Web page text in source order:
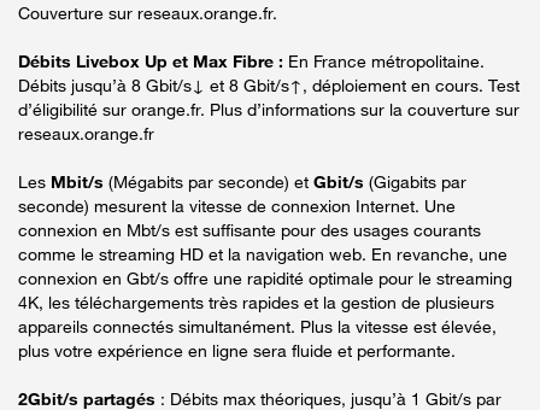
Couverture sur reseaux.orange.fr.
Débits Livebox Up et Max Fibre : En France métropolitaine.
Débits jusqu’à 8 Gbit/s↓ et 8 Gbit/s↑, déploiement en cours. Test
d’éligibilité sur orange.fr. Plus d’informations sur la couverture sur
reseaux.orange.fr
Les Mbit/s (Mégabits par seconde) et Gbit/s (Gigabits par
seconde) mesurent la vitesse de connexion Internet. Une
connexion en Mbt/s est suffisante pour des usages courants
comme le streaming HD et la navigation web. En revanche, une
connexion en Gbt/s offre une rapidité optimale pour le streaming
4K, les téléchargements très rapides et la gestion de plusieurs
appareils connectés simultanément. Plus la vitesse est élevée,
plus votre expérience en ligne sera fluide et performante.
2Gbit/s partagés : Débits max théoriques, jusqu’à 1 Gbit/s par